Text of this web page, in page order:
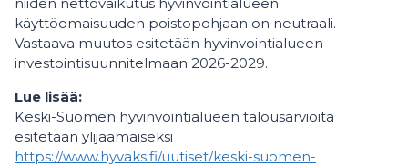
käyttöomaisuuden poistopohjaan on neutraali.
Vastaava muutos esitetään hyvinvointialueen
investointisuunnitelmaan 2026-2029.
Lue lisää:
Keski-Suomen hyvinvointialueen talousarvioita
esitetään ylijäämäiseksi
https://www.hyvaks.fi/uutiset/keski-suomen-